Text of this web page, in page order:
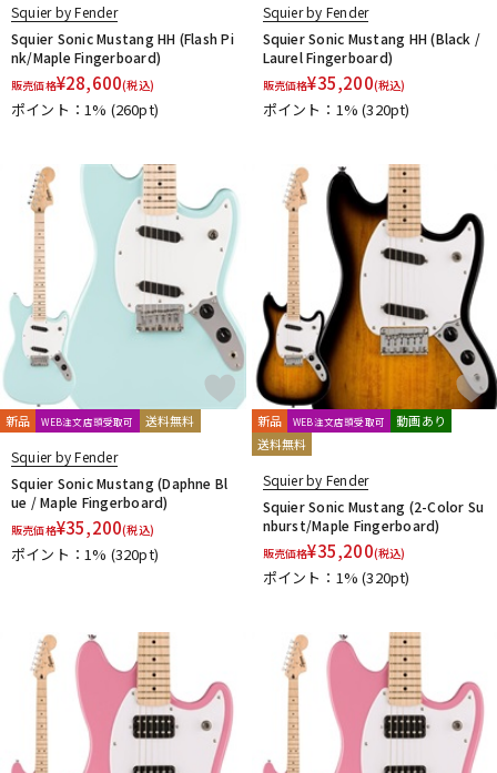
Squier by Fender
Squier Sonic Mustang HH (Flash Pi
nk/Maple Fingerboard)
販売価格¥28,600(税込)
ポイント：1% (260pt)
Squier by Fender
Squier Sonic Mustang HH (Black /
Laurel Fingerboard)
販売価格¥35,200(税込)
ポイント：1%(320pt)
新品 WEB注文店頭受取可 送料無料
Squier by Fender
Squier Sonic Mustang (Daphne Bl
ue / Maple Fingerboard)
販売価格¥35,200(税込)
ポイント：1% (320pt)
新品 WEB注文店頭受取可
動画あり
送料無料
Squier by Fender
Squier Sonic Mustang (2-Color Su
nburst/Maple Fingerboard)
販売価格¥35,200(税込)
ポイント：1%(320pt)